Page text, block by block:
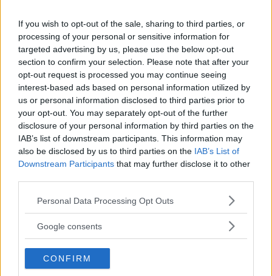
If you wish to opt-out of the sale, sharing to third parties, or
processing of your personal or sensitive information for
targeted advertising by us, please use the below opt-out
section to confirm your selection. Please note that after your
opt-out request is processed you may continue seeing
interest-based ads based on personal information utilized by
us or personal information disclosed to third parties prior to
your opt-out. You may separately opt-out of the further
disclosure of your personal information by third parties on the
IAB’s list of downstream participants. This information may
also be disclosed by us to third parties on the IAB’s List of
Downstream Participants that may further disclose it to other
Please note that this website/app uses one or more Google
not limited to your visit or usage behaviour. You may click to
use your data for below specified purposes in below Google
consent section.
Personal Data Processing Opt Outs
Google consents
CONFIRM
SPETTACOLO
Nuova foto da Breaking Dawn,
Taylor Lautner nudo in
Abduction
A 80 giorni dal lancio di Breaking Dawn, è uscita una
nuova foto dai preparativi del matrimonio. Intanto Taylor